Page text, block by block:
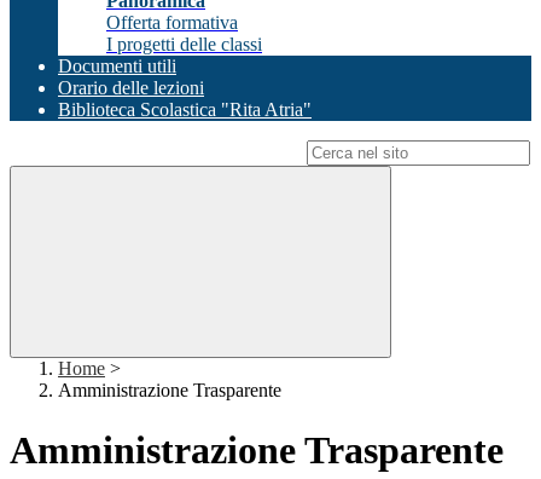
Offerta formativa
I progetti delle classi
Documenti utili
Orario delle lezioni
Biblioteca Scolastica "Rita Atria"
Home >
Amministrazione Trasparente
Amministrazione Trasparente